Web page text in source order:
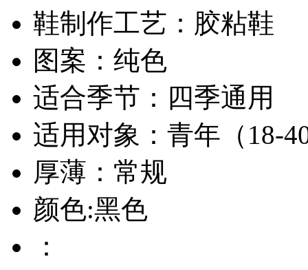
鞋制作工艺：胶粘鞋
图案：纯色
适合季节：四季通用
适用对象：青年（18-
厚薄：常规
颜色:黑色
：